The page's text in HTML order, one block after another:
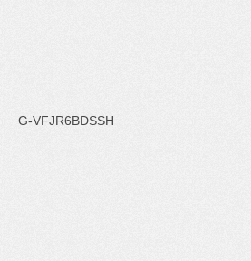
G-VFJR6BDSSH